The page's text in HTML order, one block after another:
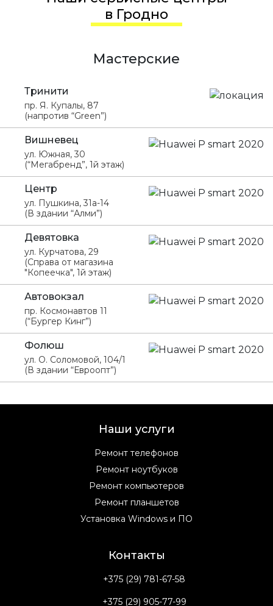
в Гродно
Мастерские
Тринити
пр. Я. Купалы, 87
(напротив “Green”)
Вишневец
ул. Южная, 30
(“Мегабренд”, 1й этаж)
Центр
ул. Пушкина, 31а-14
(В здании “Алми”)
Девятовка
ул. Курчатова, 29
(Справа от магазина
"Копеечка", 1й этаж)
Автовокзал
пр. Космонавтов 11
(“Бургер Кинг”)
Фолюш
ул. О. Соломовой, 104/1
(В здании “Евроопт”)
Наши услуги
Ремонт телефонов
Ремонт ноутбуков
Ремонт компьютеров
Ремонт планшетов
Установка Windows и ПО
Контакты
+375 (29) 781-67-58
+375 (29) 905-77-99